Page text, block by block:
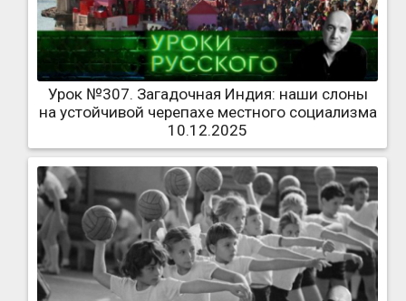
Урок №307. Загадочная Индия: наши слоны
на устойчивой черепахе местного социализма
10.12.2025